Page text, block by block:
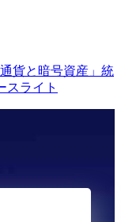
貨と暗号資産」統
スライト